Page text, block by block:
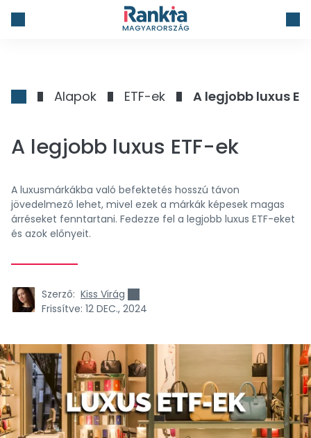
MAGYARORSZÁG
Alapok ETF-ek A legjobb luxus
A legjobb luxus ETF-ek
A luxusmárkákba való befektetés hosszú távon
jövedelmező lehet, mivel ezek a márkák képesek magas
árréseket fenntartani. Fedezze fel a legjobb luxus ETF-eket
és azok előnyeit.
Szerző: Kiss Virág
Frissítve: 12 DEC., 2024